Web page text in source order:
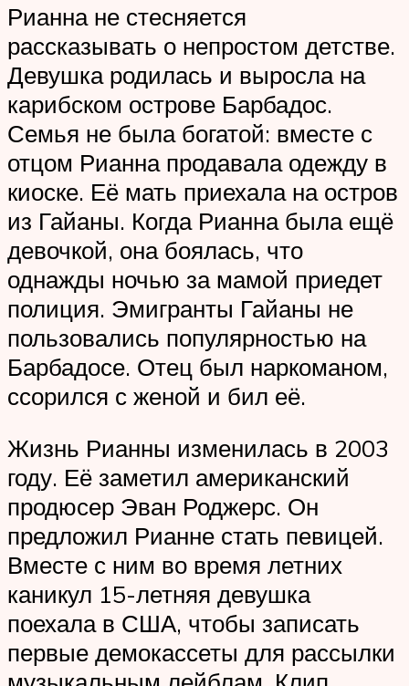
Рианна не стесняется
рассказывать о непростом детстве.
Девушка родилась и выросла на
карибском острове Барбадос.
Семья не была богатой: вместе с
отцом Рианна продавала одежду в
киоске. Её мать приехала на остров
из Гайаны. Когда Рианна была ещё
девочкой, она боялась, что
однажды ночью за мамой приедет
полиция. Эмигранты Гайаны не
пользовались популярностью на
Барбадосе. Отец был наркоманом,
ссорился с женой и бил её.
Жизнь Рианны изменилась в 2003
году. Её заметил американский
продюсер Эван Роджерс. Он
предложил Рианне стать певицей.
Вместе с ним во время летних
каникул 15-летняя девушка
поехала в США, чтобы записать
первые демокассеты для рассылки